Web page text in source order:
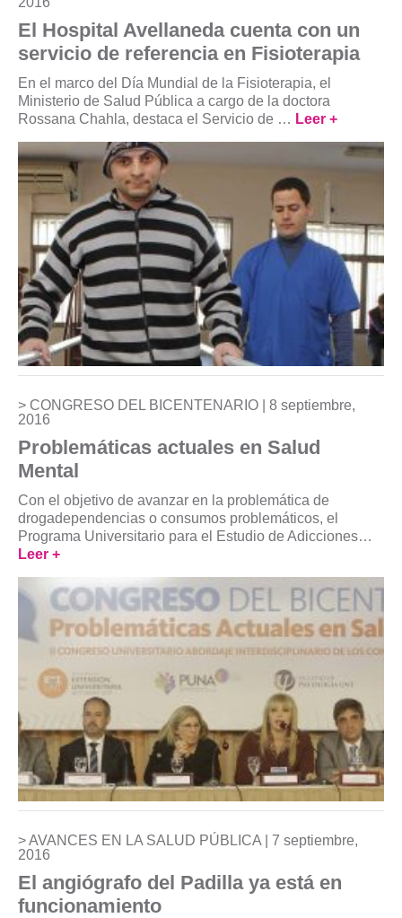
El Hospital Avellaneda cuenta con un
servicio de referencia en Fisioterapia
En el marco del Día Mundial de la Fisioterapia, el
Ministerio de Salud Pública a cargo de la doctora
Rossana Chahla, destaca el Servicio de … Leer +
CONGRESO DEL BICENTENARIO | 8 septiembre,
2016
Problemáticas actuales en Salud
Mental
Con el objetivo de avanzar en la problemática de
drogadependencias o consumos problemáticos, el
Programa Universitario para el Estudio de Adicciones…
Leer +
AVANCES EN LA SALUD PÚBLICA | 7 septiembre,
2016
El angiógrafo del Padilla ya está en
funcionamiento